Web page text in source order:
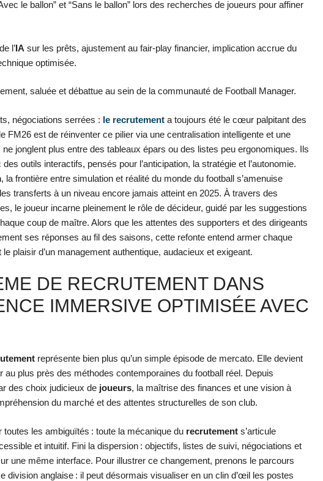
le ballon” et “Sans le ballon” lors des recherches de joueurs pour affiner
l’IA sur les prêts, ajustement au fair-play financier, implication accrue du
optimisée.
saluée et débattue au sein de la communauté de Football Manager.
négociations serrées : le recrutement a toujours été le cœur palpitant des
FM26 est de réinventer ce pilier via une centralisation intelligente et une
jonglent plus entre des tableaux épars ou des listes peu ergonomiques. Ils
outils interactifs, pensés pour l’anticipation, la stratégie et l’autonomie.
, la frontière entre simulation et réalité du monde du football s’amenuise
transferts à un niveau encore jamais atteint en 2025. À travers des
le joueur incarne pleinement le rôle de décideur, guidé par les suggestions
coup de maître. Alors que les attentes des supporters et des dirigeants
ses réponses au fil des saisons, cette refonte entend armer chaque
plaisir d’un management authentique, audacieux et exigeant.
DE RECRUTEMENT DANS
IMMERSIVE OPTIMISÉE AVEC
représente bien plus qu’un simple épisode de mercato. Elle devient
plus près des méthodes contemporaines du football réel. Depuis
des choix judicieux de joueurs, la maîtrise des finances et une vision à
du marché et des attentes structurelles de son club.
les ambiguïtés : toute la mécanique du recrutement s’articule
et intuitif. Fini la dispersion : objectifs, listes de suivi, négociations et
une même interface. Pour illustrer ce changement, prenons le parcours
division anglaise : il peut désormais visualiser en un clin d’œil les postes